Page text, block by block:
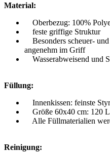
Material:
Oberbezug: 100%
feste griffige Struktur
Besonders scheuer-
angenehm im Griff
Wasserabweisend und
Füllung:
Innenkissen: feinste
Größe 60x40 cm: 120
Alle Füllmaterialien
Reinigung: